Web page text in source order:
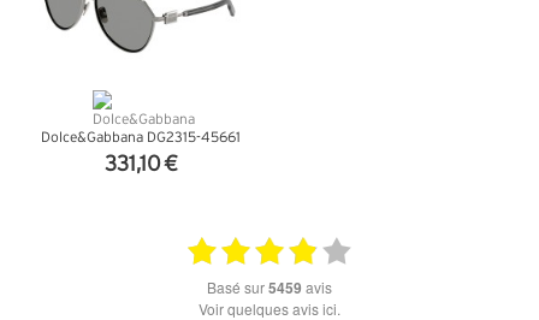
Dolce&Gabbana DG2315-45661
331,10 €
basé sur5459 avis
Voir quelques avis ici.